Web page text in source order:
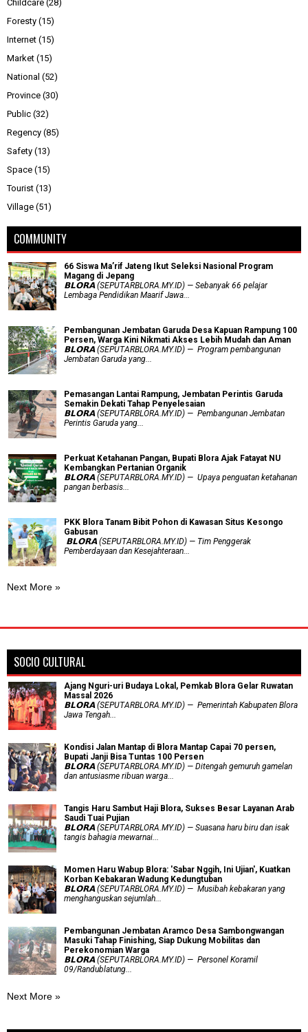
Childcare (28)
Foresty (15)
Internet (15)
Market (15)
National (52)
Province (30)
Public (32)
Regency (85)
Safety (13)
Space (15)
Tourist (13)
Village (51)
COMMUNITY
66 Siswa Ma’rif Jateng Ikut Seleksi Nasional Program
Magang di Jepang
𝗕𝗟𝗢𝗥𝗔 (SEPUTARBLORA.MY.ID) — Sebanyak 66 pelajar
Lembaga Pendidikan Maarif Jawa...
Pembangunan Jembatan Garuda Desa Kapuan Rampung 100
Persen, Warga Kini Nikmati Akses Lebih Mudah dan Aman
𝗕𝗟𝗢𝗥𝗔 (SEPUTARBLORA.MY.ID) — Program pembangunan
Jembatan Garuda yang...
Pemasangan Lantai Rampung, Jembatan Perintis Garuda
Semakin Dekati Tahap Penyelesaian
𝗕𝗟𝗢𝗥𝗔 (SEPUTARBLORA.MY.ID) — Pembangunan Jembatan
Perintis Garuda yang...
​Perkuat Ketahanan Pangan, Bupati Blora Ajak Fatayat NU
Kembangkan Pertanian Organik
𝗕𝗟𝗢𝗥𝗔 (SEPUTARBLORA.MY.ID) — Upaya penguatan ketahanan
pangan berbasis...
PKK Blora Tanam Bibit Pohon di Kawasan Situs Kesongo
Gabusan
‎ 𝗕𝗟𝗢𝗥𝗔 (SEPUTARBLORA.MY.ID) — Tim Penggerak
Pemberdayaan dan Kesejahteraan...
Next More »
SOCIO CULTURAL
Ajang Nguri-uri Budaya Lokal, Pemkab Blora Gelar Ruwatan
Massal 2026
𝗕𝗟𝗢𝗥𝗔 (SEPUTARBLORA.MY.ID) — Pemerintah Kabupaten Blora
Jawa Tengah...
Kondisi Jalan Mantap di Blora Mantap Capai 70 persen,
Bupati Janji Bisa Tuntas 100 Persen
𝗕𝗟𝗢𝗥𝗔 (SEPUTARBLORA.MY.ID) — Ditengah gemuruh gamelan
dan antusiasme ribuan warga...
Tangis Haru Sambut Haji Blora, Sukses Besar Layanan Arab
Saudi Tuai Pujian
𝗕𝗟𝗢𝗥𝗔 (SEPUTARBLORA.MY.ID) — Suasana haru biru dan isak
tangis bahagia mewarnai...
Momen Haru Wabup Blora: ​'Sabar Nggih, Ini Ujian', Kuatkan
Korban Kebakaran Wadung Kedungtuban
𝗕𝗟𝗢𝗥𝗔 (SEPUTARBLORA.MY.ID) — Musibah kebakaran yang
menghanguskan sejumlah...
Pembangunan Jembatan Aramco Desa Sambongwangan
Masuki Tahap Finishing, Siap Dukung Mobilitas dan
Perekonomian Warga
𝗕𝗟𝗢𝗥𝗔 (SEPUTARBLORA.MY.ID) — Personel Koramil
09/Randublatung...
Next More »